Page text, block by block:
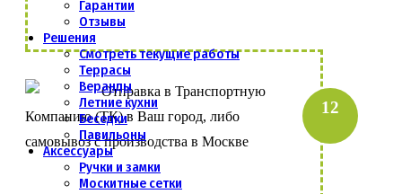
Гарантии
Отзывы
Решения
Смотреть текущие работы
Террасы
Веранды
Летние кухни
Беседки
Павильоны
Аксессуары
Ручки и замки
Москитные сетки
Отправка в Транспортную
Компанию (ТК) в Ваш город, либо
самовывоз с производства в Москве